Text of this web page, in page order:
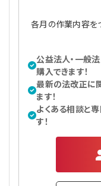
【連載】公益法人
【連載】公益法人
【連載】公益法人
【連載】実務と税
【連載】事務局だよ
【連載】テーマで紐
【連載】悩みと向
【連載】非営利法
【連載】労務管理の
各月の作業内容を
公益法人・一般
購入できます！
最新の法改正に
ます！
よくある相談と
す！